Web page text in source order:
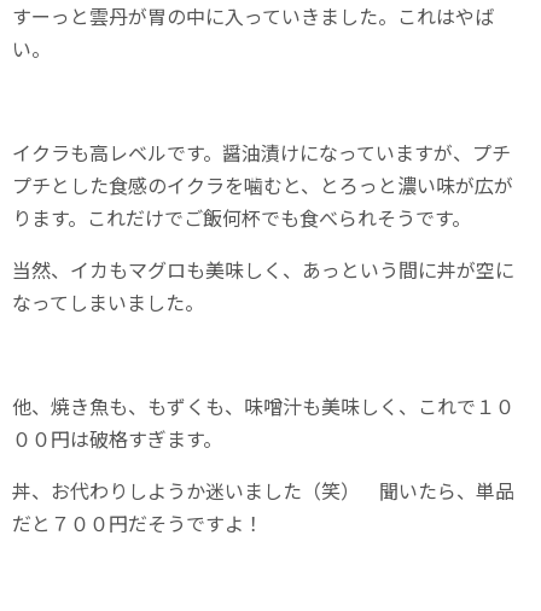
すーっと雲丹が胃の中に入っていきました。これはやば
い。
イクラも高レベルです。醤油漬けになっていますが、プチ
プチとした食感のイクラを噛むと、とろっと濃い味が広が
ります。これだけでご飯何杯でも食べられそうです。
当然、イカもマグロも美味しく、あっという間に丼が空に
なってしまいました。
他、焼き魚も、もずくも、味噌汁も美味しく、これで１０
００円は破格すぎます。
丼、お代わりしようか迷いました（笑） 聞いたら、単品
だと７００円だそうですよ！